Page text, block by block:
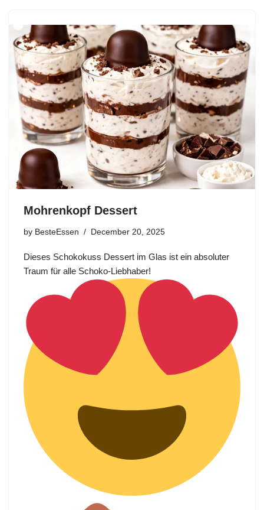
Mohrenkopf Dessert
by BesteEssen December 20, 2025
Dieses Schokokuss Dessert im Glas ist ein absoluter
Traum für alle Schoko-Liebhaber!